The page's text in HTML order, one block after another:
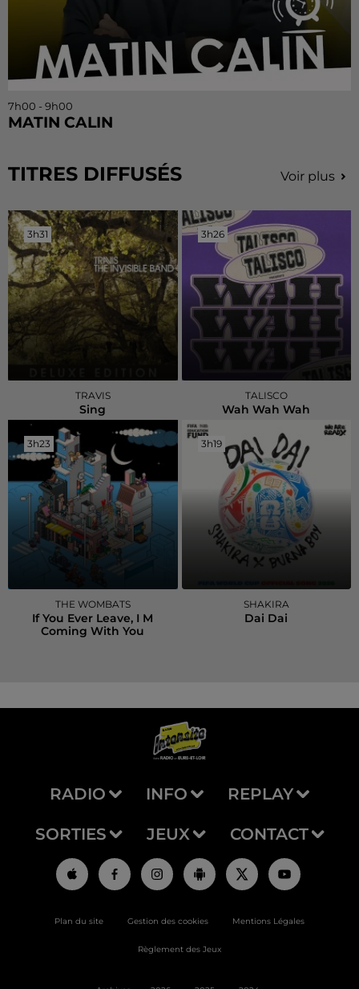
7h00 - 9h00
MATIN CALIN
TITRES DIFFUSÉS Voir plus
3h31
3h31
TRAVIS
Sing
3h26
3h26
TALISCO
Wah Wah Wah
3h23
3h23
THE WOMBATS
If You Ever Leave, I M
Coming With You
3h19
3h19
SHAKIRA
Dai Dai
RADIO INFO REPLAY
SORTIES JEUX CONTACT
Plan du site Gestion des cookies Mentions Légales
Règlement des Jeux